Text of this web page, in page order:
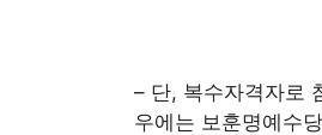
– 단, 복수자격자로
우에는 보훈명예수